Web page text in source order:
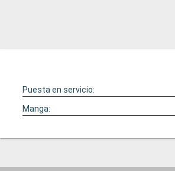
Puesta en servicio:
Manga: